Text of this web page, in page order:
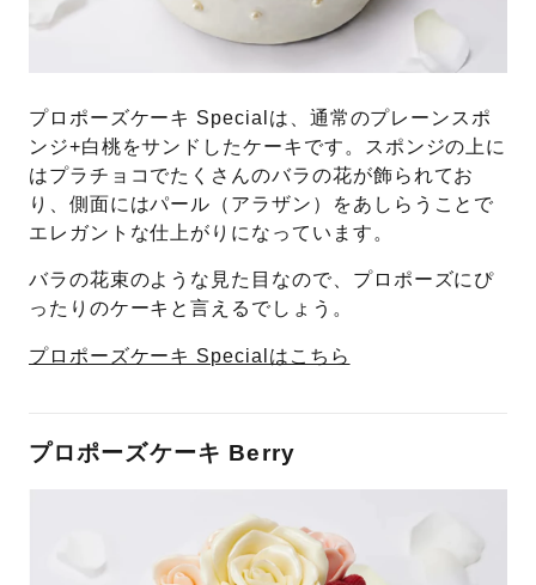
プロポーズケーキ Specialは、通常のプレーンスポ
ンジ+白桃をサンドしたケーキです。スポンジの上に
はプラチョコでたくさんのバラの花が飾られてお
り、側面にはパール（アラザン）をあしらうことで
エレガントな仕上がりになっています。
バラの花束のような見た目なので、プロポーズにぴ
ったりのケーキと言えるでしょう。
プロポーズケーキ Specialはこちら
プロポーズケーキ Berry